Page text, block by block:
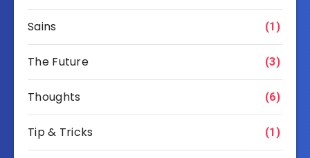
Sains (1)
The Future (3)
Thoughts (6)
Tip & Tricks (1)